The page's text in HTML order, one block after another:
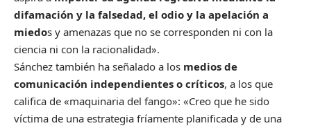
difamación y la falsedad, el odio y la apelación a
miedos y amenazas que no se corresponden ni con la
ciencia ni con la racionalidad».
Sánchez también ha señalado a los medios de
comunicación independientes o críticos, a los que
califica de «maquinaria del fango»: «Creo que he sido
víctima de una estrategia fríamente planificada y de una